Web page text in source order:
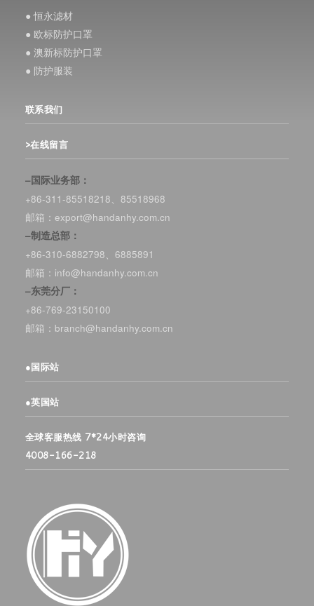
● 恒永滤材
● 欧标防护口罩
● 澳新标防护口罩
● 防护服装
联系我们
>在线留言
–国际业务部：
+86-311-85518218、85518968
邮箱：export@handanhy.com.cn
–制造总部：
+86-310-6882798、6885891
邮箱：info@handanhy.com.cn
–东莞分厂：
+86-769-23150100
邮箱：branch@handanhy.com.cn
●国际站
●英国站
全球客服热线 7*24小时咨询
4008-166-218